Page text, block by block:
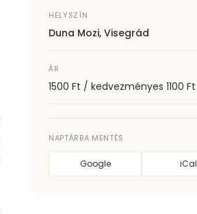
HELYSZÍN
Duna Mozi, Visegrád
ÁR
1500 Ft / kedvezményes 1100 Ft
NAPTÁRBA MENTÉS
Google iCal